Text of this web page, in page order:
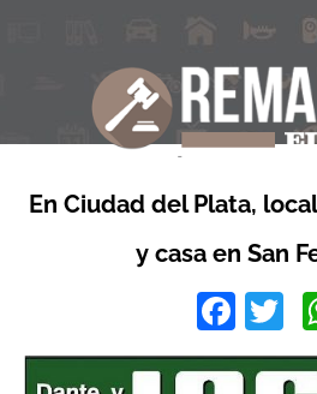
En Ciudad del Plata,
y casa en San